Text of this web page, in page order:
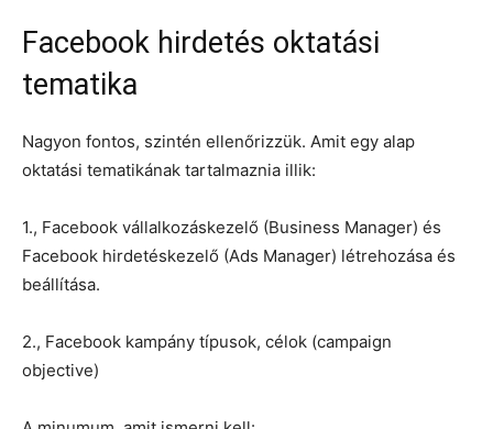
Facebook hirdetés oktatási
tematika
Nagyon fontos, szintén ellenőrizzük. Amit egy alap
oktatási tematikának tartalmaznia illik:
1., Facebook vállalkozáskezelő (Business Manager) és
Facebook hirdetéskezelő (Ads Manager) létrehozása és
beállítása.
2., Facebook kampány típusok, célok (campaign
objective)